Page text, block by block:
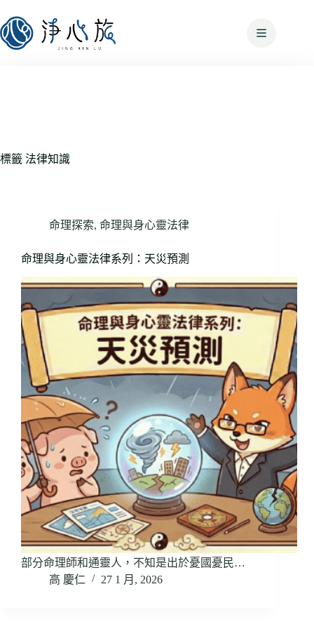
標籤 法律知識
命理探索, 命理與身心靈法律
命理與身心靈法律系列：天災預測
部分命理師和通靈人，不知是出於憂國憂民…
高 慶仁
27 1 月, 2026